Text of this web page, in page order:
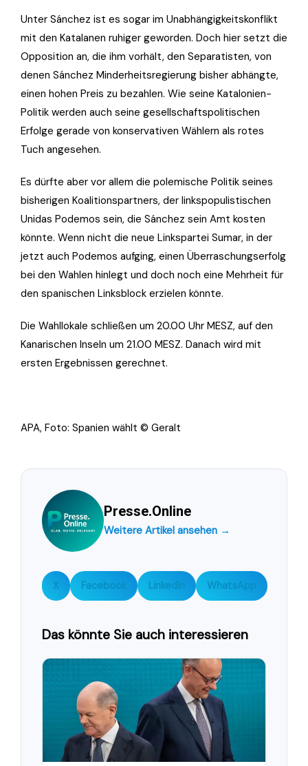
Unter Sánchez ist es sogar im Unabhängigkeitskonflikt
mit den Katalanen ruhiger geworden. Doch hier setzt die
Opposition an, die ihm vorhält, den Separatisten, von
denen Sánchez Minderheitsregierung bisher abhängte,
einen hohen Preis zu bezahlen. Wie seine Katalonien-
Politik werden auch seine gesellschaftspolitischen
Erfolge gerade von konservativen Wählern als rotes
Tuch angesehen.
Es dürfte aber vor allem die polemische Politik seines
bisherigen Koalitionspartners, der linkspopulistischen
Unidas Podemos sein, die Sánchez sein Amt kosten
könnte. Wenn nicht die neue Linkspartei Sumar, in der
jetzt auch Podemos aufging, einen Überraschungserfolg
bei den Wahlen hinlegt und doch noch eine Mehrheit für
den spanischen Linksblock erzielen könnte.
Die Wahllokale schließen um 20.00 Uhr MESZ, auf den
Kanarischen Inseln um 21.00 MESZ. Danach wird mit
ersten Ergebnissen gerechnet.
APA, Foto: Spanien wählt © Geralt
Presse.Online
Weitere Artikel ansehen →
X Facebook LinkedIn WhatsApp
Das könnte Sie auch interessieren